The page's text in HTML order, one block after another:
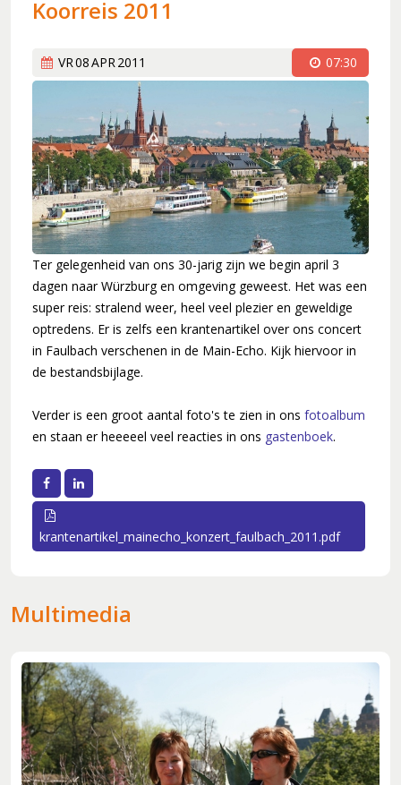
Koorleden
Bestuur
Geschiedenis
Geschiedenis
Hoe het begon (1981)
Een 'echt' koor (1983)
Werken aan kwaliteit (1994)
Wereldlijke optredens (2003)
Thirdwing 25 jaar jong (2006)
Verhuizing (2007)
Dirigentenwisseling en druk jaar (2009-2010)
30 jaar en springlevend (2011-2012)
'Popkoor' Thirdwing (2013)
Dubbele dirigentenwissel (2015-2016)
De concertcommissie (2017-2018)
Musical Sing-Along en Corona (2019-2021)
Stabiliteit (2022-2024)
Sponsorkliks
Koorreis 2011
VR08APR2011 07:30
Ter gelegenheid van ons 30-jarig zijn we begin april 3
dagen naar Würzburg en omgeving geweest. Het was een
super reis: stralend weer, heel veel plezier en geweldige
optredens. Er is zelfs een krantenartikel over ons concert
in Faulbach verschenen in de Main-Echo. Kijk hiervoor in
de bestandsbijlage.
Verder is een groot aantal foto's te zien in ons fotoalbum
en staan er heeeeel veel reacties in ons gastenboek.
Facebook
krantenartikel_mainecho_konzert_faulbach_2011.pdf
Multimedia